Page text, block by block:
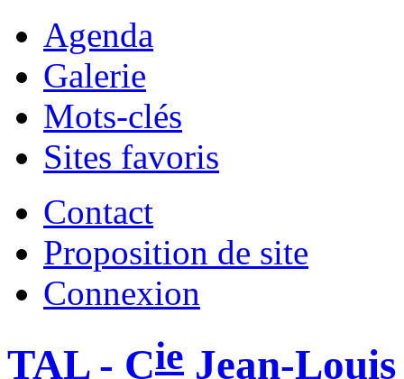
Agenda
Galerie
Mots-clés
Sites favoris
Contact
Proposition de site
Connexion
TAL - Cie Jean-